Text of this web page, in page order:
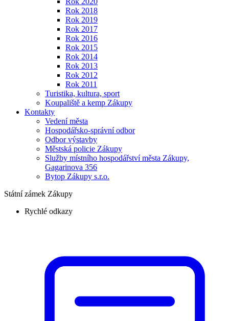
Rok 2018
Rok 2019
Rok 2017
Rok 2016
Rok 2015
Rok 2014
Rok 2013
Rok 2012
Rok 2011
Turistika, kultura, sport
Koupaliště a kemp Zákupy
Kontakty
Vedení města
Hospodářsko-správní odbor
Odbor výstavby
Městská policie Zákupy
Služby místního hospodářství města Zákupy,
Gagarinova 356
Bytop Zákupy s.r.o.
Státní zámek Zákupy
Rychlé odkazy